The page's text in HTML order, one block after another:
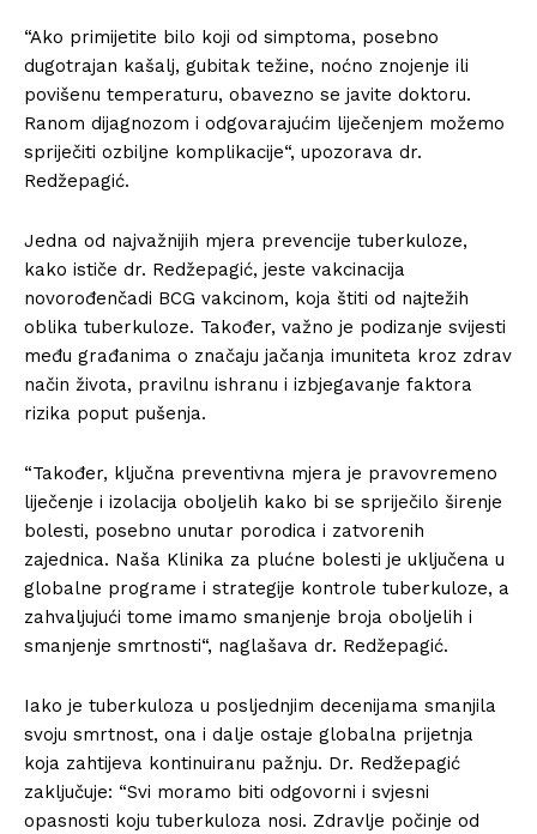
“Ako primijetite bilo koji od simptoma, posebno
dugotrajan kašalj, gubitak težine, noćno znojenje ili
povišenu temperaturu, obavezno se javite doktoru.
Ranom dijagnozom i odgovarajućim liječenjem možemo
spriječiti ozbiljne komplikacije“, upozorava dr.
Redžepagić.
Jedna od najvažnijih mjera prevencije tuberkuloze,
kako ističe dr. Redžepagić, jeste vakcinacija
novorođenčadi BCG vakcinom, koja štiti od najtežih
oblika tuberkuloze. Također, važno je podizanje svijesti
među građanima o značaju jačanja imuniteta kroz zdrav
način života, pravilnu ishranu i izbjegavanje faktora
rizika poput pušenja.
“Također, ključna preventivna mjera je pravovremeno
liječenje i izolacija oboljelih kako bi se spriječilo širenje
bolesti, posebno unutar porodica i zatvorenih
zajednica. Naša Klinika za plućne bolesti je uključena u
globalne programe i strategije kontrole tuberkuloze, a
zahvaljujući tome imamo smanjenje broja oboljelih i
smanjenje smrtnosti“, naglašava dr. Redžepagić.
Iako je tuberkuloza u posljednjim decenijama smanjila
svoju smrtnost, ona i dalje ostaje globalna prijetnja
koja zahtijeva kontinuiranu pažnju. Dr. Redžepagić
zaključuje: “Svi moramo biti odgovorni i svjesni
opasnosti koju tuberkuloza nosi. Zdravlje počinje od